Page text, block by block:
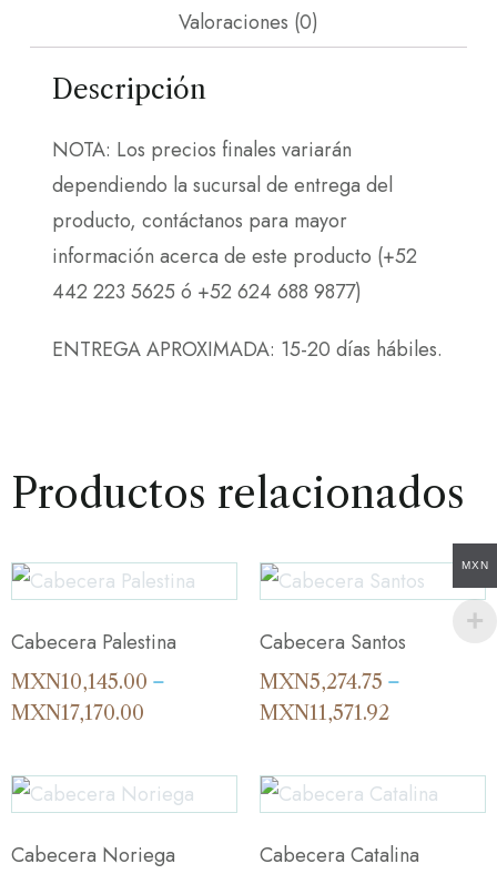
Valoraciones (0)
Descripción
NOTA: Los precios finales variarán
dependiendo la sucursal de entrega del
producto, contáctanos para mayor
información acerca de este producto (+52
442 223 5625 ó +52 624 688 9877)
ENTREGA APROXIMADA: 15-20 días hábiles.
Productos relacionados
Cabecera Palestina
MXN10,145.00 –
MXN17,170.00
Cabecera Santos
MXN5,274.75 –
MXN11,571.92
Cabecera Noriega Cabecera Catalina
MXN